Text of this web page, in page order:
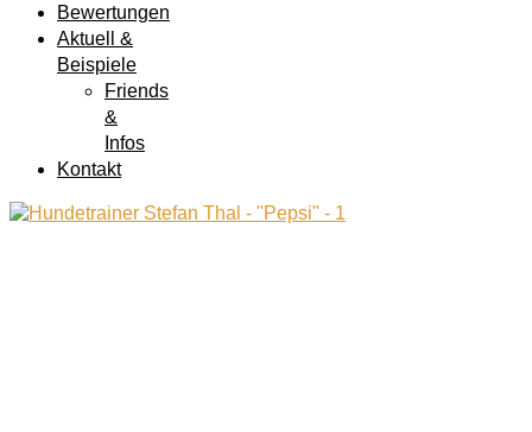
Bewertungen
Aktuell &
Beispiele
Friends
&
Infos
Kontakt